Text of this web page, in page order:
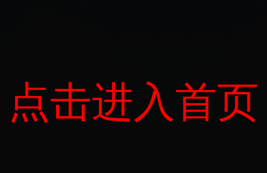
点击进入首页